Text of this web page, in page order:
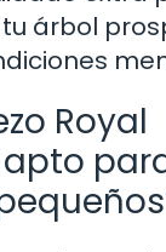
árbol
Royal